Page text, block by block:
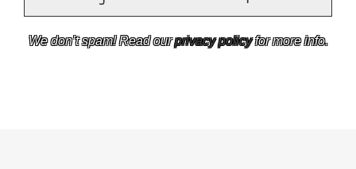
We don’t spam! Read ourprivacy policyfor more info.